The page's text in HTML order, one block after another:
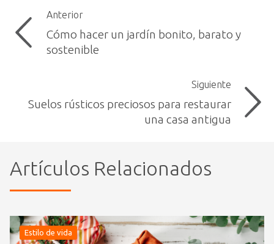
Anterior
Cómo hacer un jardín bonito, barato y
sostenible
Siguiente
Suelos rústicos preciosos para restaurar
una casa antigua
Artículos Relacionados
Estilo de vida